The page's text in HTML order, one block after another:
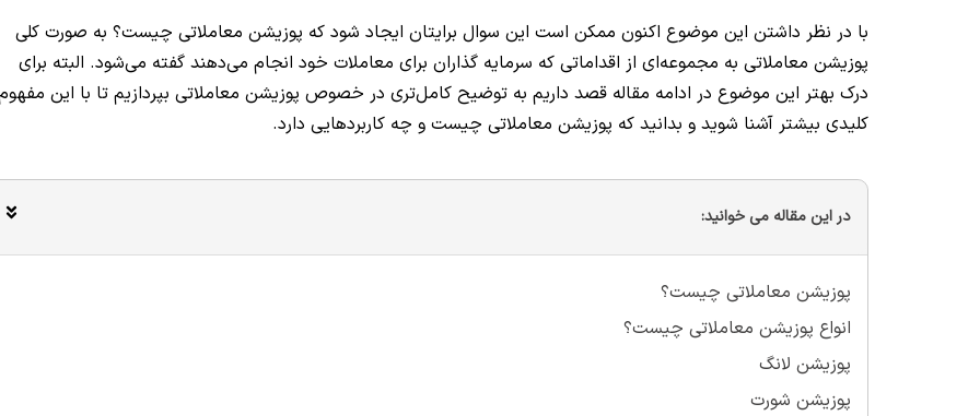
با در نظر داشتن این موضوع اکنون ممکن است این سوال برایتان ایجاد شود که پوزیشن معاملاتی چیست؟ به صورت کلی
پوزیشن معاملاتی به مجموعه‌ای از اقداماتی که سرمایه گذاران برای معاملات خود انجام می‌دهند گفته می‌شود. البته برای
درک بهتر این موضوع در ادامه مقاله قصد داریم به توضیح کامل‌تری در خصوص پوزیشن معاملاتی بپردازیم تا با این
کلیدی بیشتر آشنا شوید و بدانید که پوزیشن معاملاتی چیست و چه کاربردهایی دارد.
در این مقاله می خوانید:
پوزیشن معاملاتی چیست؟
انواع پوزیشن معاملاتی چیست؟
پوزیشن لانگ
پوزیشن شورت